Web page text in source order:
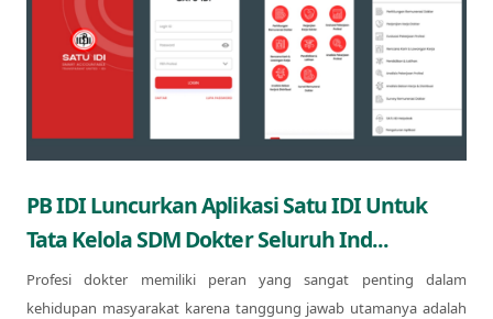
PB IDI Luncurkan Aplikasi Satu IDI Untuk
Tata Kelola SDM Dokter Seluruh Ind...
Profesi dokter memiliki peran yang sangat penting dalam
kehidupan masyarakat karena tanggung jawab utamanya adalah